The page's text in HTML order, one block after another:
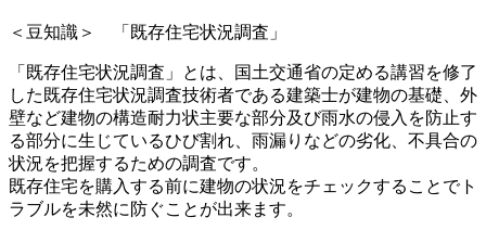
＜豆知識＞ 「既存住宅状況調査」
「既存住宅状況調査」とは、国土交通省の定める講習を修了
した既存住宅状況調査技術者である建築士が建物の基礎、外
壁など建物の構造耐力状主要な部分及び雨水の侵入を防止す
る部分に生じているひび割れ、雨漏りなどの劣化、不具合の
状況を把握するための調査です。
既存住宅を購入する前に建物の状況をチェックすることでト
ラブルを未然に防ぐことが出来ます。